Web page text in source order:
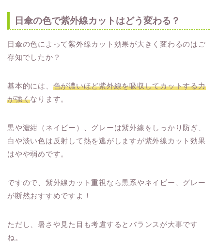
日傘の色で紫外線カットはどう変わる？
日傘の色によって紫外線カット効果が大きく変わるのはご
存知でしたか？
基本的には、 色が濃いほど紫外線を吸収してカットする力
が強くなります。
黒や濃紺（ネイビー）、グレーは紫外線をしっかり防ぎ、
白や淡い色は反射して熱を逃がしますが紫外線カット効果
はやや弱めです。
ですので、紫外線カット重視なら黒系やネイビー、グレー
が断然おすすめですよ！
ただし、暑さや見た目も考慮するとバランスが大事です
ね。